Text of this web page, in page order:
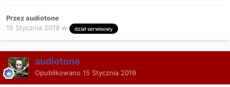
Przez audiotone
15 Stycznia 2019 w dział serwisowy
audiotone
Opublikowano 15 Stycznia 2019